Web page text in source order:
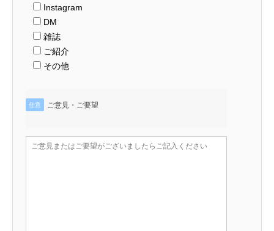
Instagram
DM
雑誌
ご紹介
その他
任意 ご意見・ご要望